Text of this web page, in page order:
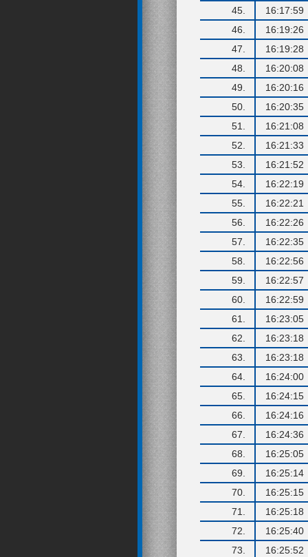
45.
16:17:59
46.
16:19:26
47.
16:19:28
48.
16:20:08
49.
16:20:16
50.
16:20:35
51.
16:21:08
52.
16:21:33
53.
16:21:52
54.
16:22:19
55.
16:22:21
56.
16:22:26
57.
16:22:35
58.
16:22:56
59.
16:22:57
60.
16:22:59
61.
16:23:05
62.
16:23:18
63.
16:23:18
64.
16:24:00
65.
16:24:15
66.
16:24:16
67.
16:24:36
68.
16:25:05
69.
16:25:14
70.
16:25:15
71.
16:25:18
72.
16:25:40
73.
16:25:52